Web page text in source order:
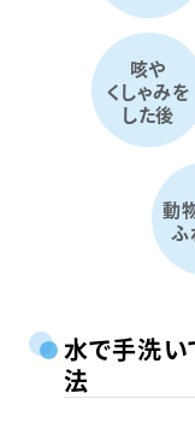
咳や
くしゃみを
した後
動
ふ
水で手洗い
法